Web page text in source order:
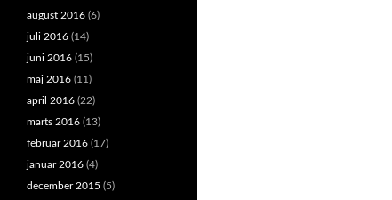
august 2016 (6)
juli 2016 (14)
juni 2016 (15)
maj 2016 (11)
april 2016 (22)
marts 2016 (13)
februar 2016 (17)
januar 2016 (4)
december 2015 (5)